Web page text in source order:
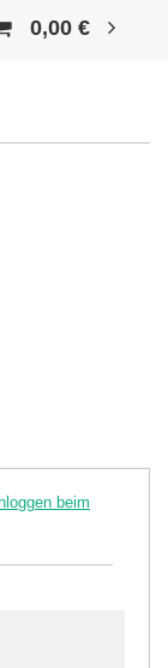
0,00 €
beim